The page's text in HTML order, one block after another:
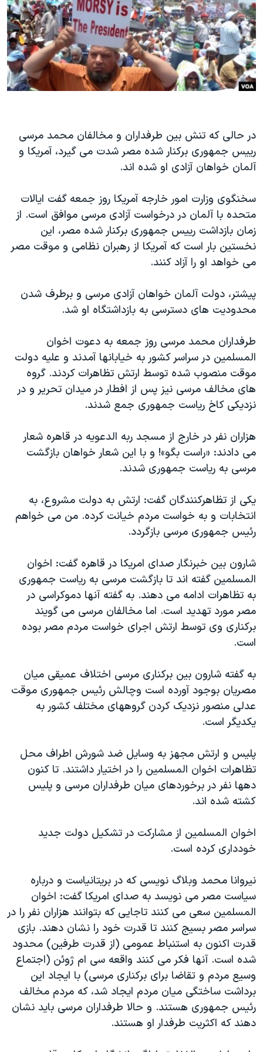
فرهنگ و زندگی
حقوق شهروندی
اقتصادی
علم و فناوری
آرشیو پخش زنده
مستندها
انتخابات ریاست جمهوری آمریکا ۲۰۲۴
حمله جمهوری اسلامی به اسرائیل
رمز مهسا
مجموعه مستندهای دادخواهی
تریبونال مردمی آبان ۹۸
چهل سال گروگان‌گیری
قانون شفافیت دارائی کادر رهبری ایران
اعتراضات مردمی آبان ۹۸
اسرائیل در جنگ
همایش محافظه‌کاران آمریکا «سی‌پک»
سفر پرزیدنت ترامپ به چین
دنبال کنید
زبانهای مختلف
در حالی که تنش بین طرفداران و مخالفان محمد مرسی
رییس جمهوری برکنار شده مصر شدت می گیرد، آمریکا و
آلمان خواهان آزادی او شده اند.
سخنگوی وزارت امور خارجه آمریکا روز جمعه گفت ایالات
متحده با آلمان در درخواست آزادی مرسی موافق است. از
زمان بازداشت رییس جمهوری برکنار شده مصر، این
نخستین بار است که آمریکا از رهبران نظامی و موقت مصر
می خواهد او را آزاد کنند.
پیشتر، دولت آلمان خواهان آزادی مرسی و برطرف شدن
محدودیت های دسترسی به بازداشتگاه او شد.
طرفداران محمد مرسی روز جمعه به دعوت اخوان
المسلمین در سراسر کشور به خیابانها آمدند و علیه دولت
موقت منصوب شده توسط ارتش تظاهرات کردند. گروه
های مخالف مرسی نیز پس از افطار در میدان تحریر و در
نزدیکی کاخ ریاست جمهوری جمع شدند.
هزاران نفر در خارج از مسجد ربه الدعویه در قاهره شعار
می دادند: «راست بگو»! و با این شعار خواهان بازگشت
مرسی به ریاست جمهوری شدند.
یکی از تظاهرکنندگان گفت: ارتش به دولت مشروع، به
انتخابات و به خواست مردم خیانت کرده. من می خواهم
رئیس جمهوری مرسی بازگردد.
شارون بین خبرنگار صدای امریکا در قاهره گفت: اخوان
المسلمین گفته اند تا بازگشت مرسی به ریاست جمهوری
به تظاهرات ادامه می دهند. به گفته آنها دموکراسی در
مصر مورد تهدید است. اما مخالفان مرسی می گویند
برکناری وی توسط ارتش اجرای خواست مردم مصر بوده
است.
به گفته شارون بین برکناری مرسی اختلاف عمیقی میان
مصریان بوجود آورده است وچالش رئیس جمهوری موقت
عدلی منصور نزدیک کردن گروههای مختلف کشور به
یکدیگر است.
پلیس و ارتش مجهز به وسایل ضد شورش اطراف محل
تظاهرات اخوان المسلمین را در اختیار داشتند. تا کنون
دهها نفر در برخوردهای میان طرفداران مرسی و پلیس
کشته شده اند.
اخوان المسلمین از مشارکت در تشکیل دولت جدید
خودداری کرده است.
نیروانا محمد وبلاگ نویسی که در بریتانیاست و درباره
سیاست مصر می نویسد به صدای امریکا گفت: اخوان
المسلمین سعی می کنند تاجایی که بتوانند هزاران نفر را در
سراسر مصر بسیج کنند تا قدرت خود را نشان دهند. بازی
قدرت اکنون به استنباط عمومی (از قدرت طرفین) محدود
شده است. آنها فکر می کنند واقعه سی ام ژوئن (اجتماع
وسیع مردم و تقاضا برای برکناری مرسی) با ایجاد این
برداشت ساختگی میان مردم ایجاد شد، که مردم مخالف
رئیس جمهوری هستند. و حالا طرفداران مرسی باید نشان
دهند که اکثریت طرفدار او هستند.